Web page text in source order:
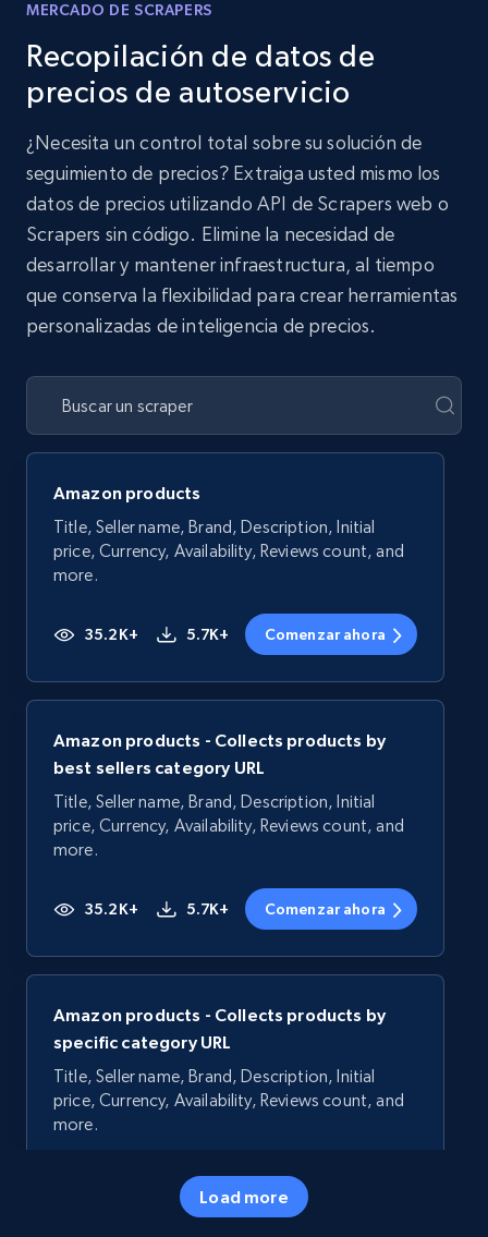
MERCADO DE SCRAPERS
Recopilación de datos de
precios de autoservicio
¿Necesita un control total sobre su solución de
seguimiento de precios? Extraiga usted mismo los
datos de precios utilizando API de Scrapers web o
Scrapers sin código. Elimine la necesidad de
desarrollar y mantener infraestructura, al tiempo
que conserva la flexibilidad para crear herramientas
personalizadas de inteligencia de precios.
Amazon products
Title, Seller name, Brand, Description, Initial
price, Currency, Availability, Reviews count, and
more.
35.2K+ 5.7K+ Comenzar ahora
Amazon products - Collects products by
best sellers category URL
Title, Seller name, Brand, Description, Initial
price, Currency, Availability, Reviews count, and
more.
35.2K+ 5.7K+ Comenzar ahora
Amazon products - Collects products by
specific category URL
Title, Seller name, Brand, Description, Initial
price, Currency, Availability, Reviews count, and
more.
5.7K+ Comenzar ahora
Load more